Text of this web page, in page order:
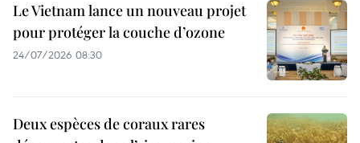
Le Vietnam lance un nouveau projet
pour protéger la couche d’ozone
24/07/2026 08:30
Deux espèces de coraux rares